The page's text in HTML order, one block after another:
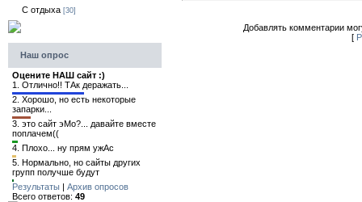
C отдыха [30]
Наш опрос
Оцените НАШ сайт :)
1. Отлично!! ТАк деражать...
2. Хорошо, но есть некоторые
запарки...
3. это сайт эМо?... давайте вместе
поплачем((
4. Плохо... ну прям ужАс
5. Нормально, но сайты других
групп получше будут
Результаты | Архив опросов
Всего ответов: 49
Добавлять комментарии
[